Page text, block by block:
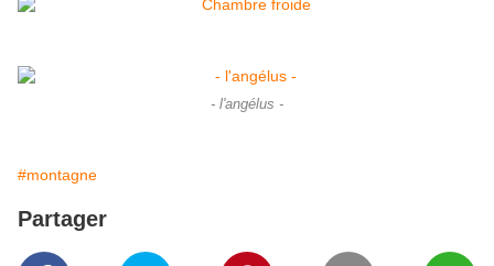
- l'angélus -
#montagne
Partager